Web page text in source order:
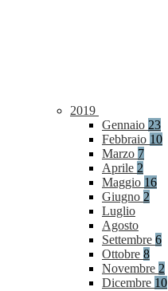
2019
Gennaio 23
Febbraio 10
Marzo 7
Aprile 2
Maggio 16
Giugno 2
Luglio
Agosto
Settembre 6
Ottobre 8
Novembre 2
Dicembre 10